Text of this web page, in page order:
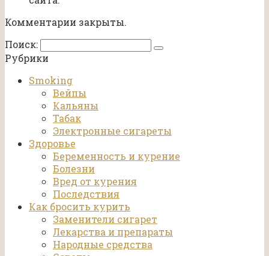
Комментарии закрыты.
Поиск:
Рубрики
Smoking
Вейпы
Кальяны
Табак
Электронные сигареты
Здоровье
Беременность и курение
Болезни
Вред от курения
Последствия
Как бросить курить
Заменители сигарет
Лекарства и препараты
Народные средства